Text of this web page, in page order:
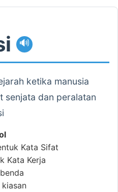
🔊
ketika manusia
senjata dan peralatan
Kata Sifat
Kata Kerja